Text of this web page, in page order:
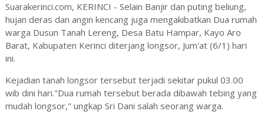
Suarakerinci.com, KERINCI - Selain Banjir dan puting beliung,
hujan deras dan angin kencang juga mengakibatkan Dua rumah
warga Dusun Tanah Lereng, Desa Batu Hampar, Kayo Aro
Barat, Kabupaten Kerinci diterjang longsor, Jum'at (6/1) hari
ini.
Kejadian tanah longsor tersebut terjadi sekitar pukul 03.00
wib dini hari."Dua rumah tersebut berada dibawah tebing yang
mudah longsor," ungkap Sri Dani salah seorang warga.